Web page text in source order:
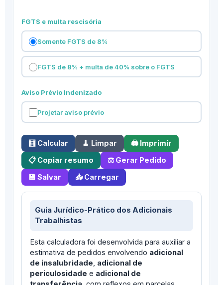
FGTS e multa rescisória
Somente FGTS de 8%
FGTS de 8% + multa de 40% sobre o FGTS
Aviso Prévio Indenizado
Projetar aviso prévio
🧮 Calcular 🧹 Limpar
🖨️ Imprimir
📋 Copiar resumo
⚖️ Gerar Pedido
💾 Salvar
📥 Carregar
Guia Jurídico-Prático dos Adicionais
Trabalhistas
Esta calculadora foi desenvolvida para auxiliar a
estimativa de pedidos envolvendo adicional
de insalubridade, adicional de
periculosidade e adicional de